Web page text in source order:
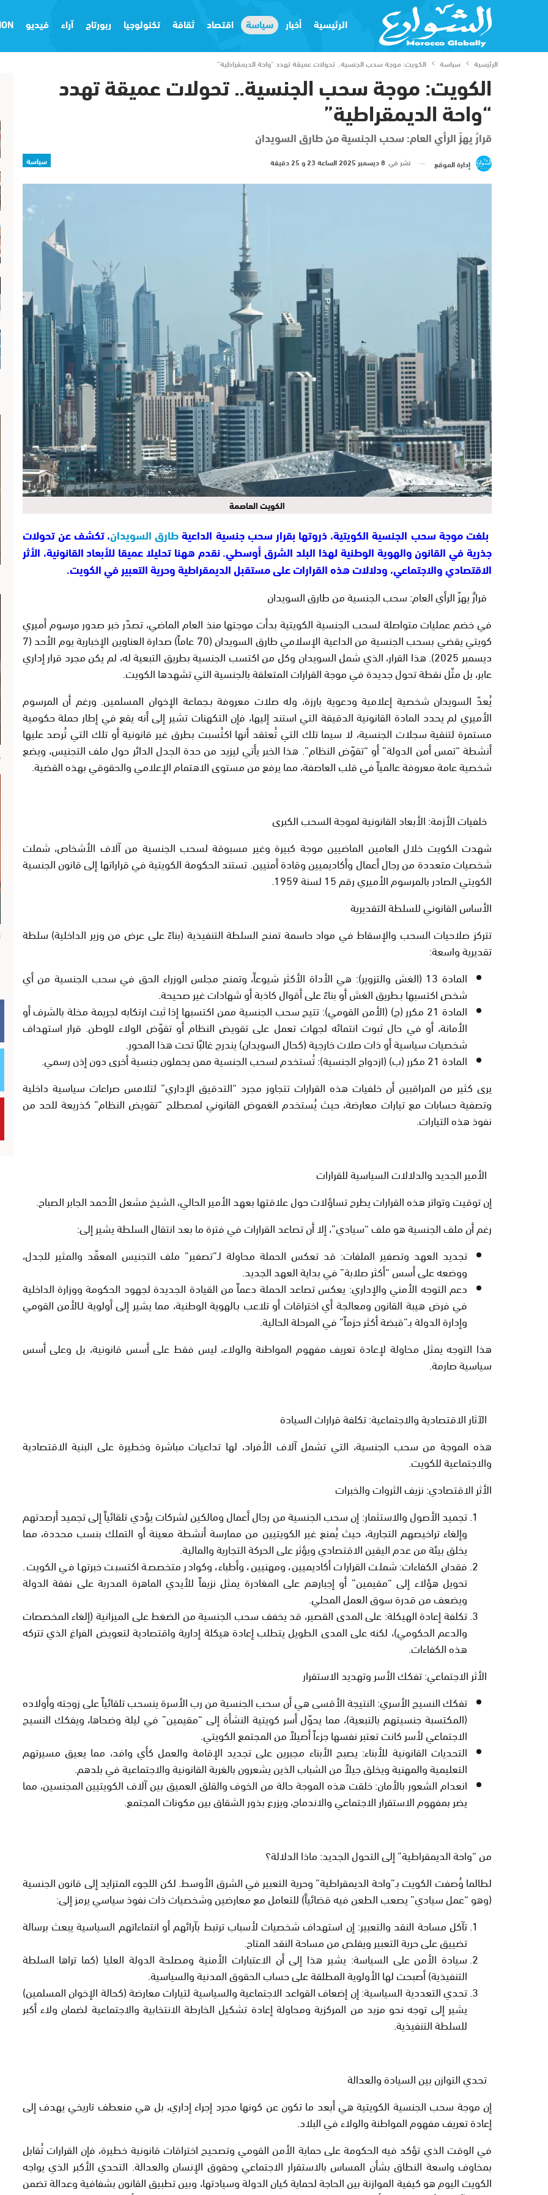
الرئيسية أخبار سياسة اقتصاد ثقافة تكنولوجيا ربورتاج آراء فيديو
الرئيسية سياسة الكويت: موجة سحب الجنسية.. تحولات عميقة تهدد “واحة الديمقراطية”
الكويت: موجة سحب الجنسية.. تحولات عميقة تهدد
“واحة الديمقراطية”
قرارٌ يهزّ الرأي العام: سحب الجنسية من طارق السويدان
سياسة إدارة الموقع نشر في 8 ديسمبر 2025 الساعة 23 و 25 دقيقة
الكويت العاصمة
بلغت موجة سحب الجنسية الكويتية، ذروتها بقرار سحب جنسية الداعيةطارق السويدان، تكشف عن تحولات
جذرية في القانون والهوية الوطنية لهذا البلد الشرق أوسطي. نقدم ههنا تحليلا عميقا للأبعاد القانونية، الأثر
الاقتصادي والاجتماعي، ودلالات هذه القرارات على مستقبل الديمقراطية وحرية التعبير في الكويت.
قرارٌ يهزّ الرأي العام: سحب الجنسية من طارق السويدان
في خضم عمليات متواصلة لسحب الجنسية الكويتية بدأت موجتها منذ العام الماضي، تصدّر خبر صدور مرسوم أميري
كويتييقضي بسحب الجنسية من الداعية الإسلاميطارق السويدان
(70 عاماً) صدارة العناوين الإخبارية يوم الأحد (7
ديسمبر 2025). هذا القرار، الذي شمل السويدان وكل من اكتسب الجنسية بطريق التبعية له، لم يكن مجرد قرار إداري
عابر، بل مثّل نقطة تحول جديدة في موجة القرارات المتعلقة بالجنسية التي تشهدها الكويت.
يُعدّ السويدان شخصية إعلامية ودعوية بارزة، وله صلات معروفة بـجماعة الإخوان المسلمين. ورغم أن المرسوم
الأميري لم يحدد المادة القانونية الدقيقة التي استند إليها، فإن التكهنات تشير إلى أنه يقع في إطار حملة حكومية
مستمرة لتنقية سجلات الجنسية، لا سيما تلك التي تُعتقد أنها اكتُسبت بطرق غير قانونية أو تلك التي تُرصد عليها
أنشطة “تمس أمن الدولة” أو “تقوّض النظام”. هذا الخبر يأتي ليزيد من حدة الجدل الدائر حول ملف التجنيس، ويضع
شخصية عامة معروفة عالمياً في قلب العاصفة، مما يرفع من مستوى الاهتمام الإعلامي والحقوقي بهذه القضية.
خلفيات الأزمة: الأبعاد القانونية لموجة السحب الكبرى
شهدت الكويت خلال العامين الماضيين موجة كبيرة وغير مسبوقة لسحب الجنسية منآلاف الأشخاص، شملت
شخصيات متعددة من رجال أعمال وأكاديميين وقادة أمنيين. تستند الحكومة الكويتية في قراراتها إلىقانون الجنسية
الكويتيالصادر بالمرسوم الأميري رقم 15 لسنة 1959.
الأساس القانوني للسلطة التقديرية
تتركز صلاحيات السحب والإسقاط في مواد حاسمة تمنح السلطة التنفيذية (بناءً على عرض من وزير الداخلية) سلطة
تقديرية واسعة:
المادة 13 (الغش والتزوير):
هي الأداة الأكثر شيوعاً، وتمنح مجلس الوزراء الحق في سحب الجنسية من أي
شخص اكتسبها بـطريق الغش أو بناءً على أقوال كاذبةأو شهادات غير صحيحة.
المادة 21 مكرر (ج) (الأمن القومي):
تتيح سحب الجنسية ممن اكتسبها إذا ثبت ارتكابه لجريمة مخلة بالشرف أو
الأمانة، أو في حال ثبوت انتمائه لجهات تعمل على تقويض النظام أو تقوّض الولاء للوطن. قرار استهداف
شخصيات سياسية أو ذات صلات خارجية (كحال السويدان) يندرج غالبًا تحت هذا المحور.
المادة 21 مكرر (ب) (ازدواج الجنسية):
تُستخدم لسحب الجنسية ممن يحملون جنسية أخرى دون إذن رسمي.
يرى كثير من المراقبين أن خلفيات هذه القرارات تتجاوز مجرد “التدقيق الإداري” لتلامس صراعات سياسية داخلية
وتصفية حسابات مع تيارات معارضة، حيث يُستخدم الغموض القانوني لمصطلح “تقويض النظام” كذريعة للحد من
نفوذ هذه التيارات.
الأمير الجديد والدلالات السياسية للقرارات
إن توقيت وتواتر هذه القرارات يطرح تساؤلات حول علاقتها بعهد الأمير الحالي،الشيخ مشعل الأحمد الجابر الصباح.
رغم أن ملف الجنسية هو ملف “سيادي”، إلا أن تصاعد القرارات في فترة ما بعد انتقال السلطة يشير إلى:
تجديد العهد وتصفير الملفات: قد تعكس الحملة محاولة لـ”تصفير” ملف التجنيس المعقّد والمثير للجدل،
ووضعه على أسس “أكثر صلابة” في بداية العهد الجديد.
دعم التوجه الأمني والإداري: يعكس تصاعد الحملة دعماً من القيادة الجديدة لجهود الحكومة ووزارة الداخلية
في فرض هيبة القانون ومعالجة أي اختراقات أو تلاعب بـالهوية الوطنية، مما يشير إلى أولوية لـالأمن القومي
وإدارة الدولة بـ”قبضة أكثر حزماً” في المرحلة الحالية.
هذا التوجه يمثل محاولة لإعادة تعريف مفهوم المواطنةوالولاء، ليس فقط على أسس قانونية، بل وعلى أسس
سياسية صارمة.
الآثار الاقتصادية والاجتماعية: تكلفة قرارات السيادة
هذه الموجة من سحب الجنسية، التي تشمل آلاف الأفراد، لها تداعيات مباشرة وخطيرة على البنية الاقتصادية
والاجتماعية للكويت.
الأثر الاقتصادي: نزيف الثروات والخبرات
تجميد الأصول والاستثمار: إن سحب الجنسية من رجال أعمال ومالكين لشركات يؤدي تلقائياً إلىتجميد أرصدتهم
وإلغاء تراخيصهم التجارية، حيث يُمنع غير الكويتيين من ممارسة أنشطة معينة أو التملك بنسب محددة، مما
يخلق بيئة منعدم اليقين الاقتصاديويؤثر على الحركة التجارية والمالية.
فقدان الكفاءات:شملت القرارات أكاديميين، ومهنيين، وأطباء، وكوادر متخصصة اكتسبت خبرتها في الكويت.
تحويل هؤلاء إلى “مقيمين” أو إجبارهم على المغادرة يمثل نزيفاً للأيدي الماهرة المدربة على نفقة الدولة
ويضعف من قدرة سوق العمل المحلي.
تكلفة إعادة الهيكلة:على المدى القصير، قد يخفف سحب الجنسية من الضغط على الميزانية (إلغاء المخصصات
والدعم الحكومي)، لكنه على المدى الطويل يتطلب إعادة هيكلة إدارية واقتصادية لتعويض الفراغ الذي تتركه
هذه الكفاءات.
الأثر الاجتماعي: تفكك الأسر وتهديد الاستقرار
تفكك النسيج الأسري:النتيجة الأقسى هي أن سحب الجنسية من رب الأسرة ينسحب تلقائياً على زوجته وأولاده
(المكتسبة جنسيتهم بالتبعية)، مما يحوّل أسر كويتية النشأة إلى “مقيمين” في ليلة وضحاها، ويفكك النسيج
الاجتماعي لأسر كانت تعتبر نفسها جزءاً أصيلاً من المجتمع الكويتي.
التحديات القانونية للأبناء: يصبح الأبناء مجبرين على تجديد الإقامة والعمل كأي وافد، مما يعيق مسيرتهم
التعليمية والمهنية ويخلق جيلاً من الشباب الذين يشعرون بالغربة القانونية والاجتماعية في بلدهم.
انعدام الشعور بالأمان:خلقت هذه الموجة حالة منالخوف والقلق العميقبين آلاف الكويتيين المجنسين، مما
يضر بمفهومالاستقرار الاجتماعيوالاندماج، ويزرع بذور الشقاق بين مكونات المجتمع.
من “واحة الديمقراطية” إلى التحول الجديد: ماذا الدلالة؟
لطالما وُصفت الكويت بـ”واحة الديمقراطية” وحرية التعبير في الشرق الأوسط. لكن اللجوء المتزايد إلى قانون الجنسية
(وهو “عمل سيادي” يصعب الطعن فيه قضائياً) للتعامل مع معارضين وشخصيات ذات نفوذ سياسي يرمز إلى:
تآكل مساحة النقد والتعبير: إن استهداف شخصيات لأسباب ترتبط بآرائهم أو انتماءاتهم السياسية يبعث برسالة
تضييق على حرية التعبير ويقلص من مساحة النقد المتاح.
سيادة الأمن على السياسة: يشير هذا إلى أن الاعتبارات الأمنية ومصلحة الدولة العليا (كما تراها السلطة
التنفيذية) أصبحت لها الأولوية المطلقة على حساب الحقوق المدنية والسياسية.
تحدي التعددية السياسية:إن إضعاف القواعد الاجتماعية والسياسية لتيارات معارضة (كحالة الإخوان المسلمين)
يشير إلى توجه نحو مزيد من المركزية ومحاولة إعادة تشكيل الخارطة الانتخابية والاجتماعية لضمان ولاء أكبر
للسلطة التنفيذية.
تحدي التوازن بين السيادة والعدالة
إن موجة سحب الجنسية الكويتية هي أبعد ما تكون عن كونها مجرد إجراء إداري، بل هي منعطف تاريخي يهدف إلى
إعادة تعريف مفهومالمواطنةوالولاء في البلاد.
في الوقت الذي تؤكد فيه الحكومة على حماية الأمن القوميوتصحيح اختراقات قانونية خطيرة، فإن القرارات تُقابل
بمخاوف واسعة النطاق بشأن المساس بالاستقرار الاجتماعي وحقوق الإنسانوالعدالة. التحدي الأكبر الذي يواجه
الكويت اليوم هو كيفية الموازنة بين الحاجة لحماية كيان الدولة وسيادتها، وبين تطبيق القانون بشفافية وعدالة تضمن